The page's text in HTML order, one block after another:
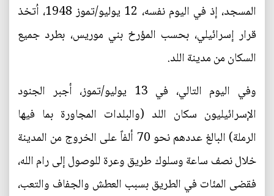
المسجد، إذ في اليوم نفسه، 12 يوليو/تموز 1948، اُتخذ
قرار إسرائيلي، بحسب المؤرخ بني موريس، بطرد جميع
السكان من مدينة اللد.
وفي اليوم التالي، في 13 يوليو/تموز، أجبر الجنود
الإسرائيليون سكان اللد (والبلدات المجاورة بما فيها
الرملة) البالغ عددهم نحو 70 ألفاً على الخروج من المدينة
خلال نصف ساعة وسلوك طريق وعرة للوصول إلى رام الله،
فقضى المئات في الطريق بسبب العطش والجفاف والتعب،